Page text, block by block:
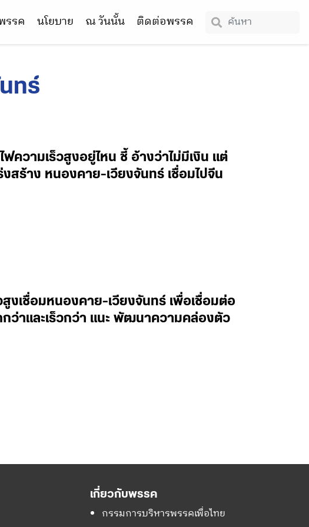
รรค นโยบาย ณ วันนั้น ติดต่อพรรค
ทร์
ความเร็วสูงอยู่ไหน ชี้ อ้างว่าไม่มีเงิน แต่
งสร้าง หนองคาย-เวียงจันทร์ เชื่อมไปจีน
สูงเชื่อมหนองคาย-เวียงจันทร์ เพื่อเชื่อมต่อ
กว่าและเร็วกว่า แนะ พัฒนาความคล่องตัว
เกี่ยวกับพรรค
กรรมการบริหารพรรคเพื่อไทย